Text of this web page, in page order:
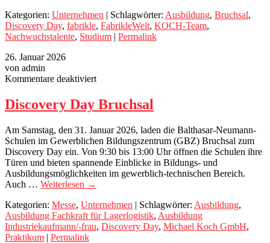
Kategorien: Unternehmen | Schlagwörter: Ausbildung, Bruchsal,
Discovery Day, fabrikle, FabrikleWelt, KOCH-Team,
Nachwuchstalente, Studium | Permalink
26. Januar 2026
von admin
Kommentare deaktiviertfür
Day
Bruchsal
Discovery Day Bruchsal
Am Samstag, den 31. Januar 2026, laden die Balthasar-Neumann-
Schulen im Gewerblichen Bildungszentrum (GBZ) Bruchsal zum
Discovery Day ein. Von 9:30 bis 13:00 Uhr öffnen die Schulen ihre
Türen und bieten spannende Einblicke in Bildungs- und
Ausbildungsmöglichkeiten im gewerblich-technischen Bereich.
Auch … Weiterlesen →
Kategorien: Messe, Unternehmen | Schlagwörter: Ausbildung,
Ausbildung Fachkraft für Lagerlogistik, Ausbildung
Industriekaufmann/-frau, Discovery Day, Michael Koch GmbH,
Praktikum | Permalink